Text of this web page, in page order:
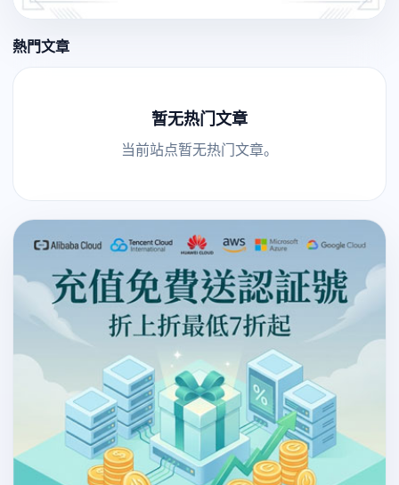
熱門文章
暂无热门文章
当前站点暂无热门文章。